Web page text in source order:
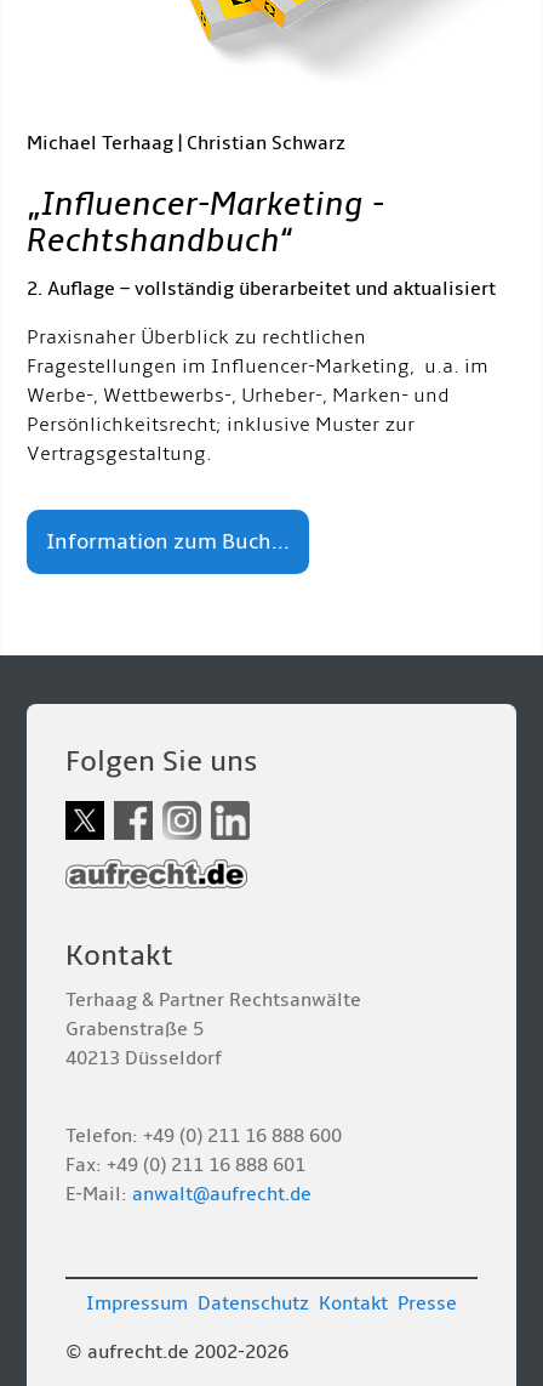
Michael Terhaag | Christian Schwarz
„Influencer-Marketing -
Rechtshandbuch“
2. Auflage – vollständig überarbeitet und aktualisiert
Praxisnaher Überblick zu rechtlichen
Fragestellungen im Influencer-Marketing, u.a. im
Werbe-, Wettbewerbs-, Urheber-, Marken- und
Persönlichkeitsrecht; inklusive Muster zur
Vertragsgestaltung.
Information zum Buch...
Folgen Sie uns
Kontakt
Terhaag & Partner Rechtsanwälte
Grabenstraße 5
40213 Düsseldorf
Telefon: +49 (0) 211 16 888 600
Fax: +49 (0) 211 16 888 601
E-Mail:anwalt@aufrecht.de
© aufrecht.de 2002-2026
Impressum Datenschutz Kontakt Presse